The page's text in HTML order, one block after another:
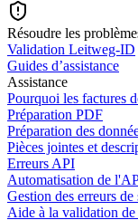
Résoudre les
Validation Leitweg-ID
Guides d’assistance
Assistance
Pourquoi les factures
Préparation PDF
Préparation des
Pièces jointes et
Erreurs API
Automatisation de
Gestion des erreurs de
Aide à la validation